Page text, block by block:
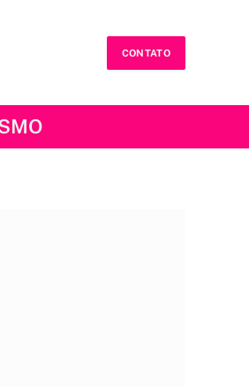
CONTATO